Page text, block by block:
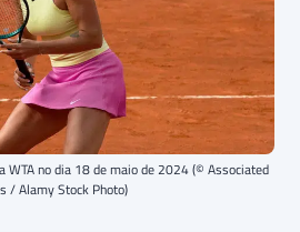
WTA no dia 18 de maio de 2024 (© Associated
/ Alamy Stock Photo)